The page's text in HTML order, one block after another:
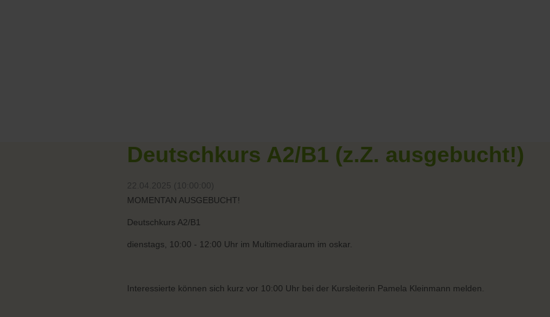
Deutschkurs A2/B1 (z.Z. ausgebucht!)
22.04.2025 (10:00:00)
MOMENTAN AUSGEBUCHT!
Deutschkurs A2/B1
dienstags, 10:00 - 12:00 Uhr im Multimediaraum im oskar.
Interessierte können sich kurz vor 10:00 Uhr bei der Kursleiterin Pamela Kleinmann melden.